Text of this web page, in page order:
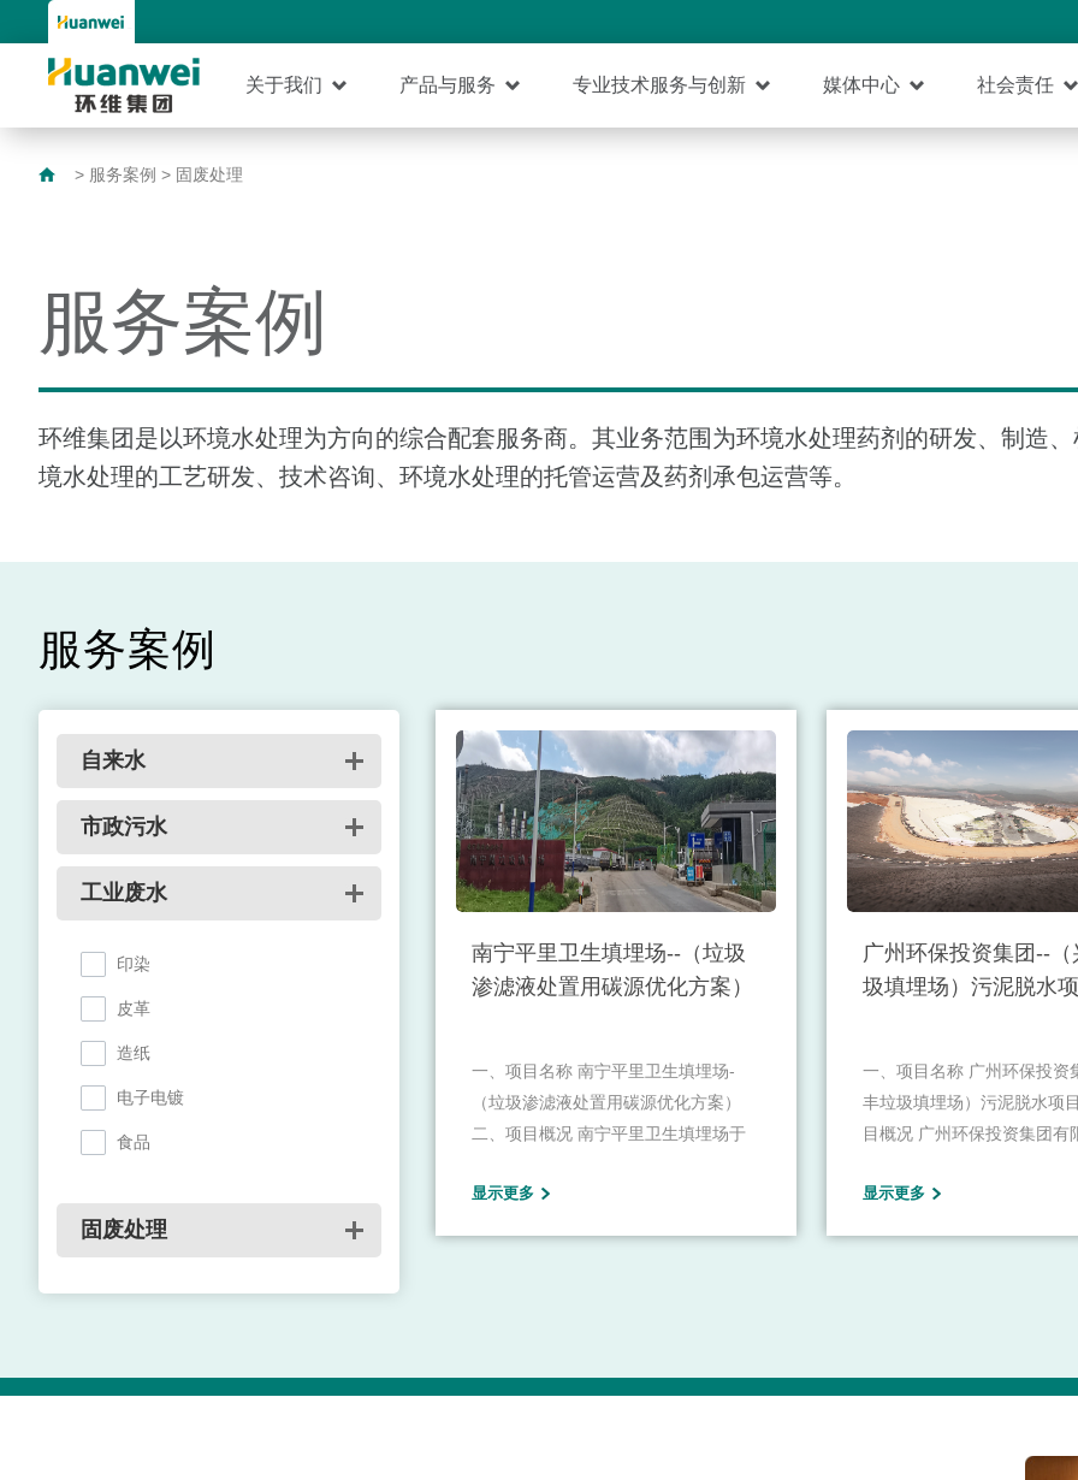
关于我们 产品与服务 专业技术服务与创新 媒体中心 社会责任
> 服务案例 > 固废处理
服务案例
环维集团是以环境水处理为方向的综合配套服务商。其业务范围为环境水处理药剂的研发、制造
境水处理的工艺研发、技术咨询、环境水处理的托管运营及药剂承包运营等。
服务案例
自来水
市政污水
工业废水
印染
皮革
造纸
电子电镀
食品
固废处理
南宁平里卫生填埋场--（垃圾
渗滤液处置用碳源优化方案）
一、项目名称 南宁平里卫生填埋场-
（垃圾渗滤液处置用碳源优化方案）
二、项目概况 南宁平里卫生填埋场于
然沟，是目前南宁市唯一一座在运营的
显示更多
广州环保投资集团--（
圾填埋场）污泥脱水
一、项目名称 广州环保投资
丰垃圾填埋场）污泥脱水项
目概况 广州环保投资集团有
直属的全资国有企业致力于
显示更多